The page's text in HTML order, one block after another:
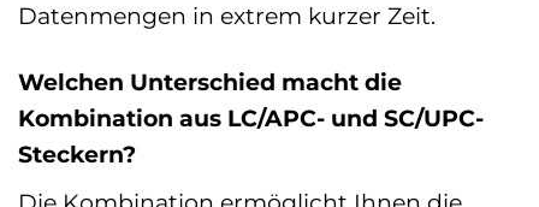
Datenmengen in extrem kurzer Zeit.
Welchen Unterschied macht die
Kombination aus LC/APC- und SC/UPC-
Steckern?